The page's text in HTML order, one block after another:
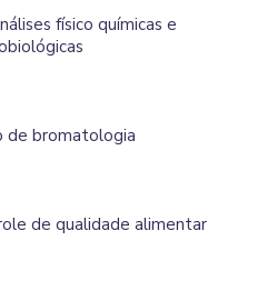
físico químicas e
de bromatologia
de qualidade alimentar